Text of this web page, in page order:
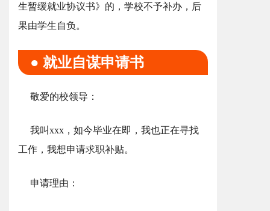
生暂缓就业协议书》的，学校不予补办，后
果由学生自负。
● 就业自谋申请书
敬爱的校领导：
我叫xxx，如今毕业在即，我也正在寻找
工作，我想申请求职补贴。
申请理由：